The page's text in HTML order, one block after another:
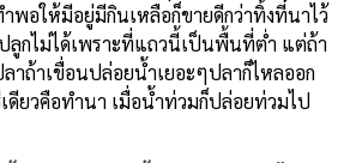
อให้มีอยู่มีกินเหลือก็ขายดีกว่าทิ้งที่นาไว้
ลูกไม่ได้เพราะที่แถวนี้เป็นพื้นที่ต่ำ แต่ถ้า
ลาถ้าเขื่อนปล่อยน้ำเยอะๆปลาก็ไหลออก
ดียวคือทำนา เมื่อน้ำท่วมก็ปล่อยท่วมไป